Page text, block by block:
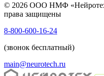
© 2026 ООО НМФ
права защищены
8-800-600-16-24
(звонок бесплатный)
main@neurotech.ru